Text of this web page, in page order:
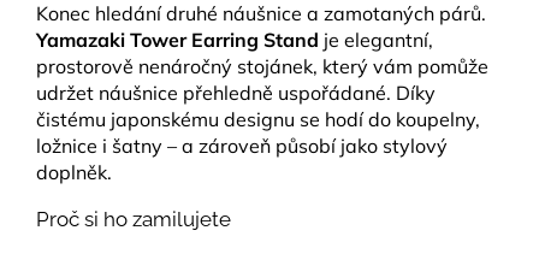
Konec hledání druhé náušnice a zamotaných párů.
Yamazaki Tower Earring Stand je elegantní,
prostorově nenáročný stojánek, který vám pomůže
udržet náušnice přehledně uspořádané. Díky
čistému japonskému designu se hodí do koupelny,
ložnice i šatny – a zároveň působí jako stylový
doplněk.
Proč si ho zamilujete